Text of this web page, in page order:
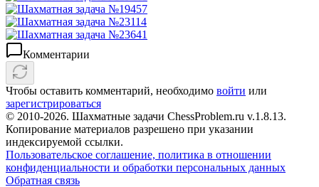
Комментарии
Чтобы оставить комментарий, необходимо войти или
зарегистрироваться
© 2010-2026. Шахматные задачи ChessProblem.ru v.1.8.13.
Копирование материалов разрешено при указании
индексируемой ссылки.
Пользовательское соглашение, политика в отношении
конфиденциальности и обработки персональных данных
Обратная связь